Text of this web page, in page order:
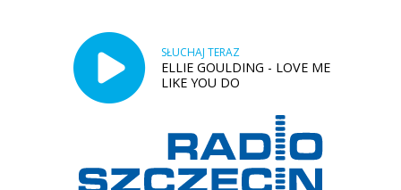
SŁUCHAJ TERAZ
ELLIE GOULDING - LOVE ME
LIKE YOU DO